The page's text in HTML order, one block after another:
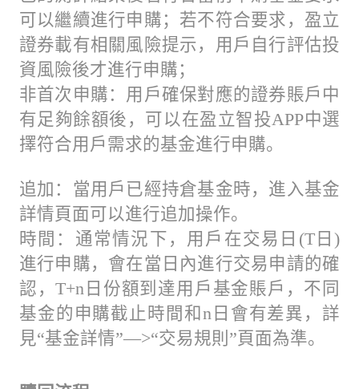
可以繼續進行申購；若不符合要求，盈立
證券載有相關風險提示，用戶自行評估投
資風險後才進行申購；
非首次申購：用戶確保對應的證券賬戶中
有足夠餘額後，可以在盈立智投APP中選
擇符合用戶需求的基金進行申購。
追加：當用戶已經持倉基金時，進入基金
詳情頁面可以進行追加操作。
時間：通常情況下，用戶在交易日(T日)
進行申購，會在當日內進行交易申請的確
認，T+n日份額到達用戶基金賬戶，不同
基金的申購截止時間和n日會有差異，詳
見“基金詳情”—>“交易規則”頁面為準。